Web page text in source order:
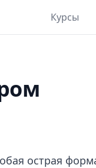
Курсы
острая